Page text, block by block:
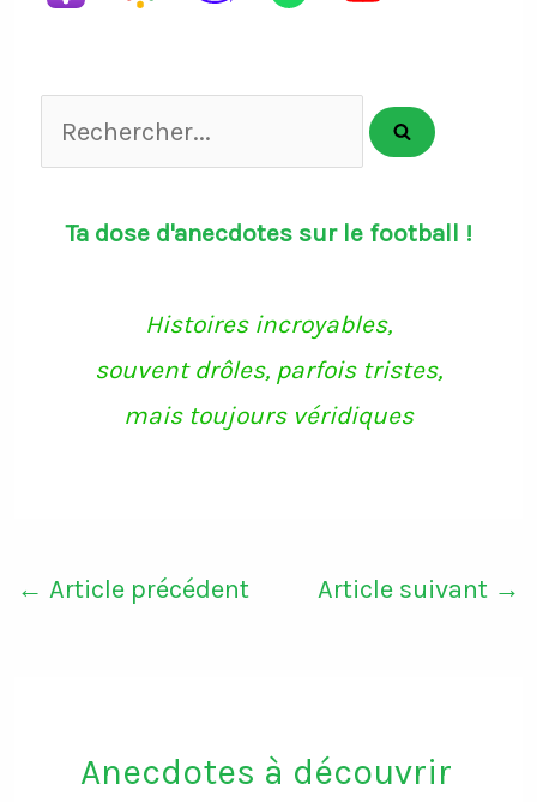
Rechercher...
Ta dose d'anecdotes sur le football !
Histoires incroyables,
souvent drôles, parfois tristes,
mais toujours véridiques
← Article précédent Article suivant →
Anecdotes à découvrir